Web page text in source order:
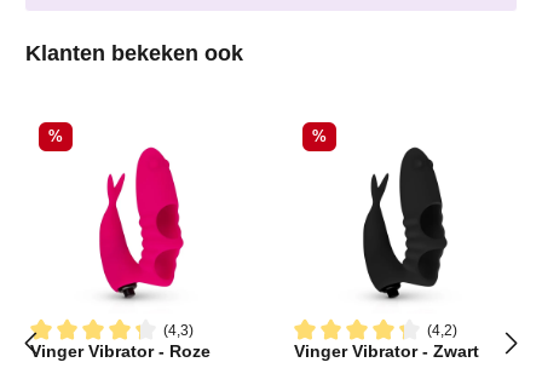
Productgalerij overslaan
Klanten bekeken ook
Korting
%
(4,3)
Gemiddelde waardering van 4.3 van 5 sterren
Vinger Vibrator - Roze
Korting
%
(4,2)
Gemiddelde waardering van
Vinger Vibrator - Zwart